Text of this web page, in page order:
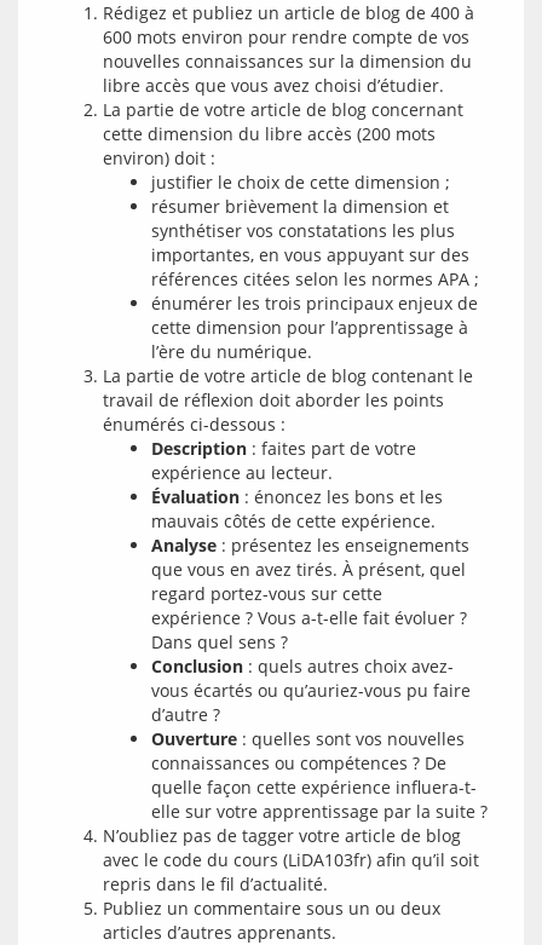
Rédigez et publiez un article de blog de 400 à
600 mots environ pour rendre compte de vos
nouvelles connaissances sur la dimension du
libre accès que vous avez choisi d’étudier.
La partie de votre article de blog concernant
cette dimension du libre accès (200 mots
environ) doit :
justifier le choix de cette dimension ;
résumer brièvement la dimension et
synthétiser vos constatations les plus
importantes, en vous appuyant sur des
références citées selon les normes APA ;
énumérer les trois principaux enjeux de
cette dimension pour l’apprentissage à
l’ère du numérique.
La partie de votre article de blog contenant le
travail de réflexion doit aborder les points
énumérés ci-dessous :
Description : faites part de votre
expérience au lecteur.
Évaluation : énoncez les bons et les
mauvais côtés de cette expérience.
Analyse : présentez les enseignements
que vous en avez tirés. À présent, quel
regard portez-vous sur cette
expérience ? Vous a-t-elle fait évoluer ?
Dans quel sens ?
Conclusion : quels autres choix avez-
vous écartés ou qu’auriez-vous pu faire
d’autre ?
Ouverture : quelles sont vos nouvelles
connaissances ou compétences ? De
quelle façon cette expérience influera-t-
elle sur votre apprentissage par la suite ?
N’oubliez pas de tagger votre article de blog
avec le code du cours (LiDA103fr) afin qu’il soit
repris dans le fil d’actualité.
Publiez un commentaire sous un ou deux
articles d’autres apprenants.